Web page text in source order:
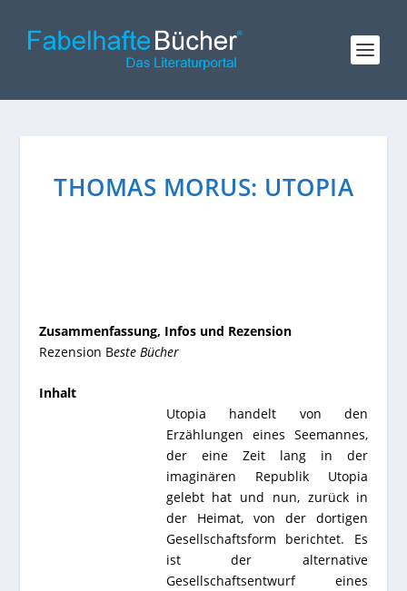
THOMAS MORUS: UTOPIA
Zusammenfassung, Infos und Rezension
Rezension Beste Bücher
Inhalt
Utopia handelt von den
Erzählungen eines Seemannes,
der eine Zeit lang in der
imaginären Republik Utopia
gelebt hat und nun, zurück in
der Heimat, von der dortigen
Gesellschaftsform berichtet. Es
ist der alternative
Gesellschaftsentwurf eines